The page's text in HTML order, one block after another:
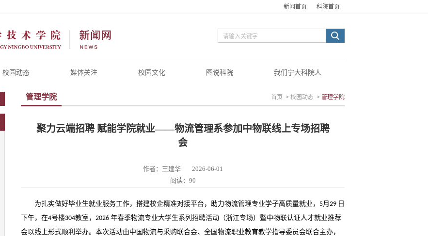
新闻首页 科院首页
校园动态 媒体关注 校园文化 图说科院 我们宁大科院人
管理学院 首页 > 校园动态 > 管理学院
聚力云端招聘 赋能学院就业——物流管理系参加中物联线上专场招聘
会
作者：王建华
2026-06-01
阅读：90
为扎实做好毕业生就业服务工作，搭建校企精准对接平台，助力物流管理专业学子高质量就业， 5月 29 日
下午，在4号楼304教室， 2026 年春季物流专业大学生系列招聘活动（浙江专场）暨中物联认证人才就业推荐
会以线上形式顺利举办。本次活动由中国物流与采购联合会、全国物流职业教育教学指导委员会联合主办，